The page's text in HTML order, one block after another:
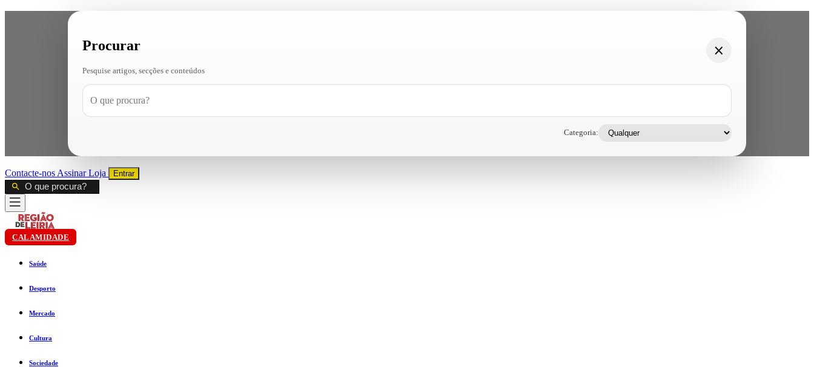
Procurar
Pesquise artigos, secções e conteúdos
Categoria:
Contacte-nos AssinarLoja Entrar
CALAMIDADE
Saúde
Desporto
Mercado
Cultura
Sociedade